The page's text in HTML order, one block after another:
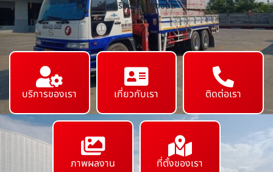
ย้ายเครื่องจักร ทุกชนิด
บริการของเรา เกี่ยวกับเรา ติดต่อเรา
ภาพผลงาน ที่ตั้งของเรา